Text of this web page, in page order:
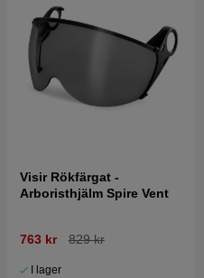
Visir Rökfärgat -
Arboristhjälm Spire Vent
763 kr 829 kr
I lager